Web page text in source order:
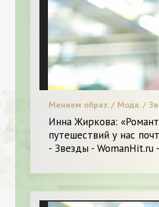
Меняем образ. / Мода. /
Фитнес. / Я и Красота.
Инна Жиркова:
путешествий у нас
- Звезды - WomanHit.ru